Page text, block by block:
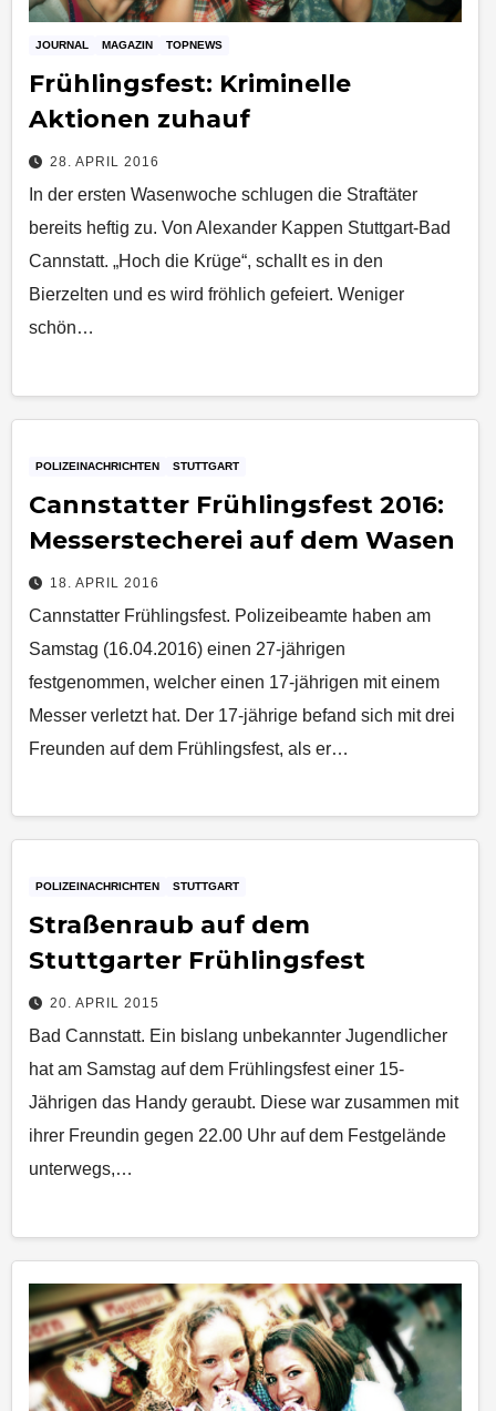
JOURNAL MAGAZIN TOPNEWS
Frühlingsfest: Kriminelle
Aktionen zuhauf
28. APRIL 2016
In der ersten Wasenwoche schlugen die Straftäter
bereits heftig zu. Von Alexander Kappen Stuttgart-Bad
Cannstatt. „Hoch die Krüge“, schallt es in den
Bierzelten und es wird fröhlich gefeiert. Weniger
schön…
POLIZEINACHRICHTEN STUTTGART
Cannstatter Frühlingsfest 2016:
Messerstecherei auf dem Wasen
18. APRIL 2016
Cannstatter Frühlingsfest. Polizeibeamte haben am
Samstag (16.04.2016) einen 27-jährigen
festgenommen, welcher einen 17-jährigen mit einem
Messer verletzt hat. Der 17-jährige befand sich mit drei
Freunden auf dem Frühlingsfest, als er…
POLIZEINACHRICHTEN STUTTGART
Straßenraub auf dem
Stuttgarter Frühlingsfest
20. APRIL 2015
Bad Cannstatt. Ein bislang unbekannter Jugendlicher
hat am Samstag auf dem Frühlingsfest einer 15-
Jährigen das Handy geraubt. Diese war zusammen mit
ihrer Freundin gegen 22.00 Uhr auf dem Festgelände
unterwegs,…